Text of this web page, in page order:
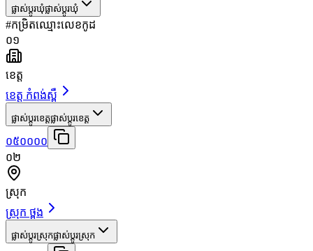
ផ្លាស់ប្តូរឃុំផ្លាស់ប្តូរឃុំ
#កម្រិតឈ្មោះលេខកូដ
០១
ខេត្ត
ខេត្ត កំពង់ស្ពឺ
ផ្លាស់ប្តូរខេត្តផ្លាស់ប្តូរខេត្ត
០៥០០០០
០២
ស្រុក
ស្រុក ថ្ពង
ផ្លាស់ប្តូរស្រុកផ្លាស់ប្តូរស្រុក